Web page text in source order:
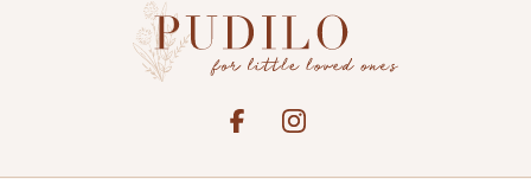
See our FacebookBekijk onze Instagram pagina